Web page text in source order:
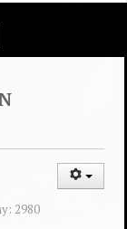
2980